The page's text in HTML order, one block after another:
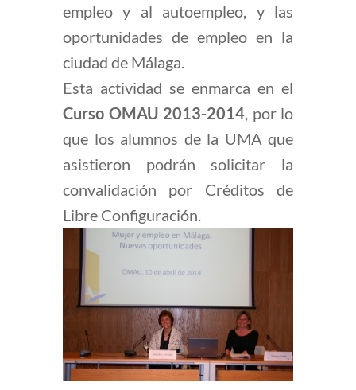
empleo y al autoempleo, y las
oportunidades de empleo en la
ciudad de Málaga.
Esta actividad se enmarca en el
Curso OMAU 2013-2014, por lo
que los alumnos de la UMA que
asistieron podrán solicitar la
convalidación por Créditos de
Libre Configuración.